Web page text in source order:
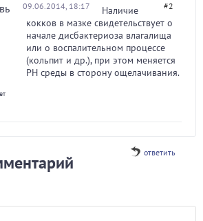
09.06.2014, 18:17 #2
Наличие
кокков в мазке свидетельствует о
начале дисбактериоза влагалища
или о воспалительном процессе
(кольпит и др.), при этом меняется
РН среды в сторону ощелачивания.
ответить